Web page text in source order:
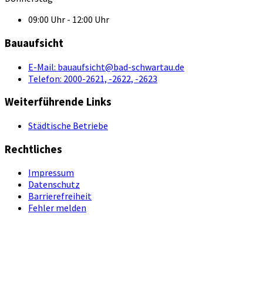
09:00 Uhr - 12:00 Uhr
Bauaufsicht
E-Mail: bauaufsicht@bad-schwartau.de
Telefon: 2000-2621, -2622, -2623
Weiterführende Links
Städtische Betriebe
Rechtliches
Impressum
Datenschutz
Barrierefreiheit
Fehler melden